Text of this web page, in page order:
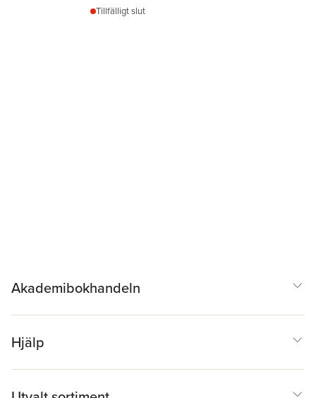
Tillfälligt slut
Akademibokhandeln
Hjälp